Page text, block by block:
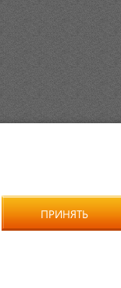
ПРИНЯТЬ